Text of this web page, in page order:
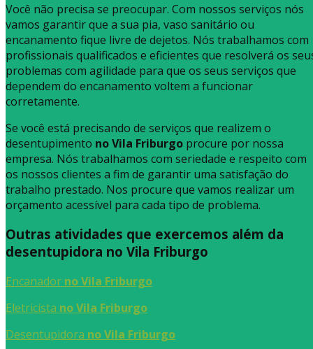
Você não precisa se preocupar. Com nossos serviços nós
vamos garantir que a sua pia, vaso sanitário ou
encanamento fique livre de dejetos. Nós trabalhamos com
profissionais qualificados e eficientes que resolverá os
problemas com agilidade para que os seus serviços que
dependem do encanamento voltem a funcionar
corretamente.
Se você está precisando de serviços que realizem o
desentupimento no Vila Friburgo procure por nossa
empresa. Nós trabalhamos com seriedade e respeito com
os nossos clientes a fim de garantir uma satisfação do
trabalho prestado. Nos procure que vamos realizar um
orçamento acessível para cada tipo de problema.
Outras atividades que exercemos além da
desentupidora no Vila Friburgo
Encanador no Vila Friburgo
Eletricista no Vila Friburgo
Desentupidora no Vila Friburgo